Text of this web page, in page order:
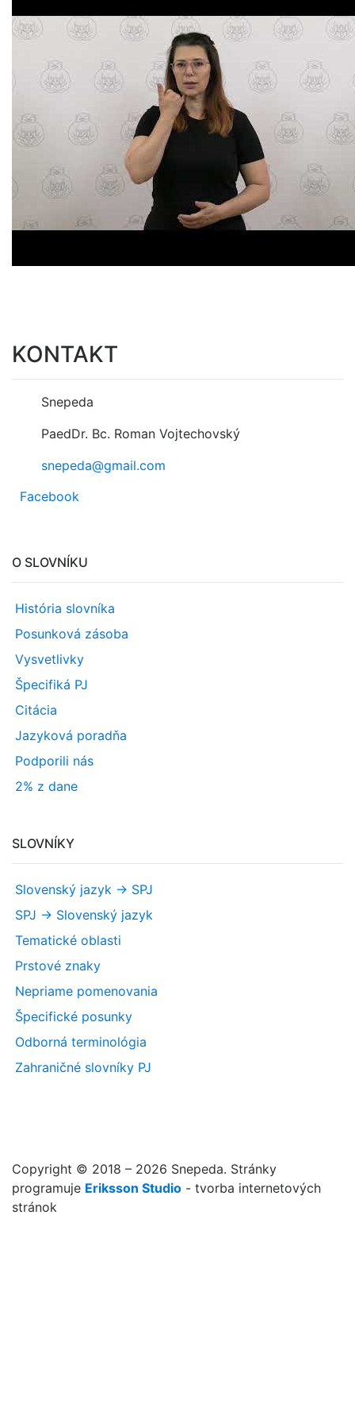
KONTAKT
Snepeda
PaedDr. Bc. Roman Vojtechovský
snepeda@gmail.com
Facebook
O SLOVNÍKU
História slovníka
Posunková zásoba
Vysvetlivky
Špecifiká PJ
Citácia
Jazyková poradňa
Podporili nás
2% z dane
SLOVNÍKY
Slovenský jazyk -> SPJ
SPJ -> Slovenský jazyk
Tematické oblasti
Prstové znaky
Nepriame pomenovania
Špecifické posunky
Odborná terminológia
Zahraničné slovníky PJ
Copyright © 2018 – 2026 Snepeda. Stránky
programuje Eriksson Studio - tvorba internetových
stránok